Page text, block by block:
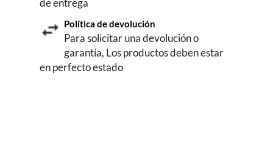
de entrega
Política de devolución
Para solicitar una devolución o
garantía, Los productos deben estar
en perfecto estado